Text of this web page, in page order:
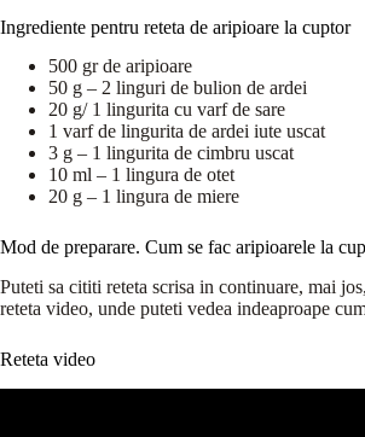
Ingrediente pentru reteta de aripioare la cuptor
500 gr de aripioare
50 g – 2 linguri de bulion de ardei
20 g/ 1 lingurita cu varf de sare
1 varf de lingurita de ardei iute uscat
3 g – 1 lingurita de cimbru uscat
10 ml – 1 lingura de otet
20 g – 1 lingura de miere
Mod de preparare. Cum se fac aripioarele la
Puteti sa cititi reteta scrisa in continuare, mai
reteta video, unde puteti vedea indeaproape
Reteta video